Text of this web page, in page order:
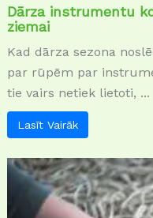
Dārza instrumentu
ziemai
Kad dārza sezona
par rūpēm par
tie vairs netiek lietoti, ...
Lasīt Vairāk